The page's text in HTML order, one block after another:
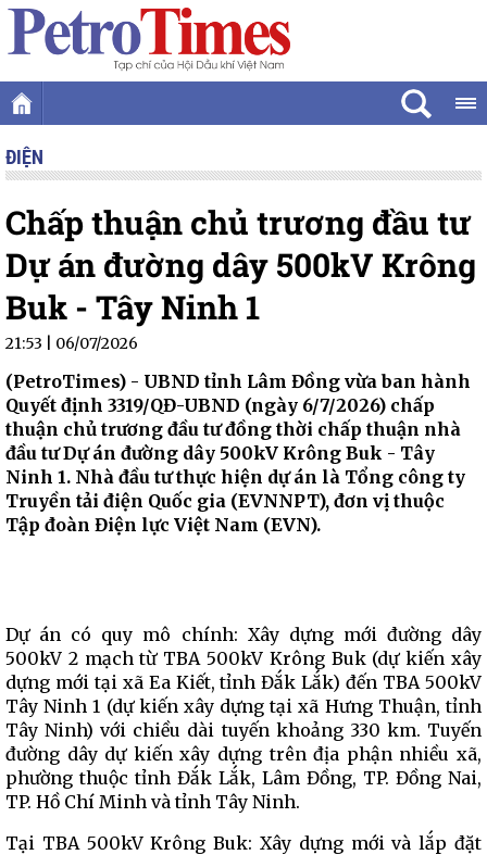
ĐIỆN
Chấp thuận chủ trương đầu tư
Dự án đường dây 500kV Krông
Buk - Tây Ninh 1
21:53 | 06/07/2026
(PetroTimes) - UBND tỉnh Lâm Đồng vừa ban hành
Quyết định 3319/QĐ-UBND (ngày 6/7/2026) chấp
thuận chủ trương đầu tư đồng thời chấp thuận nhà
đầu tư Dự án đường dây 500kV Krông Buk - Tây
Ninh 1. Nhà đầu tư thực hiện dự án là Tổng công ty
Truyền tải điện Quốc gia (EVNNPT), đơn vị thuộc
Tập đoàn Điện lực Việt Nam (EVN).
Dự án có quy mô chính: Xây dựng mới đường dây
500kV 2 mạch từ TBA 500kV Krông Buk (dự kiến xây
dựng mới tại xã Ea Kiết, tỉnh Đắk Lắk) đến TBA 500kV
Tây Ninh 1 (dự kiến xây dựng tại xã Hưng Thuận, tỉnh
Tây Ninh) với chiều dài tuyến khoảng 330 km. Tuyến
đường dây dự kiến xây dựng trên địa phận nhiều xã,
phường thuộc tỉnh Đắk Lắk, Lâm Đồng, TP. Đồng Nai,
TP. Hồ Chí Minh và tỉnh Tây Ninh.
Tại TBA 500kV Krông Buk: Xây dựng mới và lắp đặt